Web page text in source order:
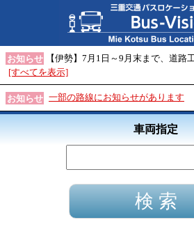
お知らせ
【伊勢】7月1日～9月末まで、道路
[すべてを表示]
お知らせ 一部の路線にお知らせがあります
車両指定